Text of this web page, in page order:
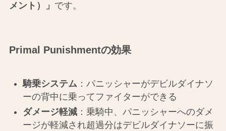
メント）」 です。
Primal Punishmentの効果
騎乗システム ：パニッシャーがデビルダイナソ
ーの背中に乗ってファイターができる
ダメージ軽減：乗騎中、パニッシャーへのダメ
ージが軽減され超過分はデビルダイナソーに振